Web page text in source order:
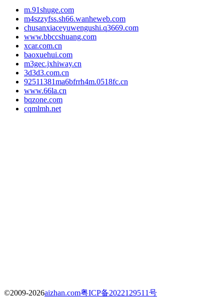
m.91shuge.com
m4szzyfss.sh66.wanheweb.com
chusanxiaceyuwengushi.q3669.com
www.bbccshuang.com
xcar.com.cn
baoxuehui.com
m3gec.jxhiway.cn
3d3d3.com.cn
92511381ma6bfrrh4m.0518fc.cn
www.66la.cn
bqzone.com
cqmlmh.net
©2009-2026aizhan.com粤ICP备2022129511号